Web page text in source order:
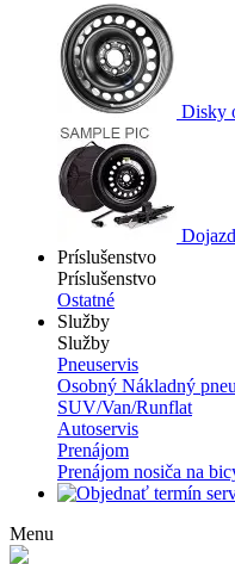
Disky
Príslušenstvo
Príslušenstvo
Ostatné
Služby
Služby
Pneuservis
Osobný Nákladný
SUV/Van/Runflat
Autoservis
Prenájom
Prenájom nosiča na
Menu